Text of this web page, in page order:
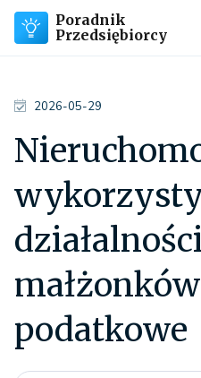
Poradnik
Przedsiębiorcy
2026-05-29
podatkowe